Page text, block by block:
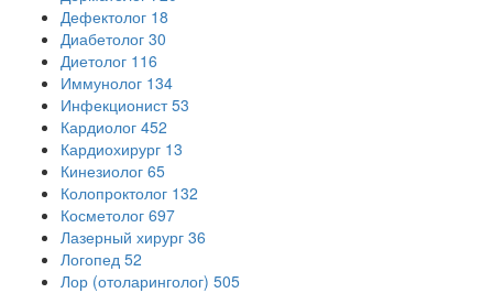
Дефектолог 18
Диабетолог 30
Диетолог 116
Иммунолог 134
Инфекционист 53
Кардиолог 452
Кардиохирург 13
Кинезиолог 65
Колопроктолог 132
Косметолог 697
Лазерный хирург 36
Логопед 52
Лор (отоларинголог) 505